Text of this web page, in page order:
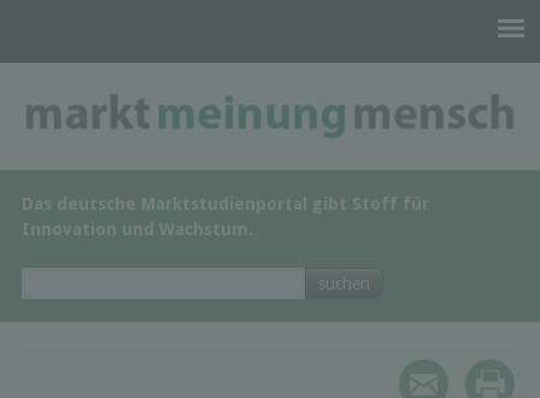
Das deutsche Marktstudienportal gibt Stoff für
Innovation und Wachstum.